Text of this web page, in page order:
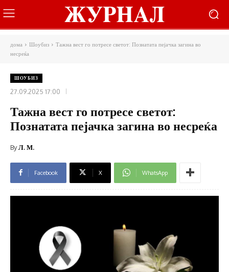
дома Шоубиз
Тажна вест го потресе светот: Познатата пејачка загина во
несреќа
ШОУБИЗ
27.09.2025 17:00
Тажна вест го потресе светот:
Познатата пејачка загина во несреќа
ByЛ. М.
Facebook X WhatsApp